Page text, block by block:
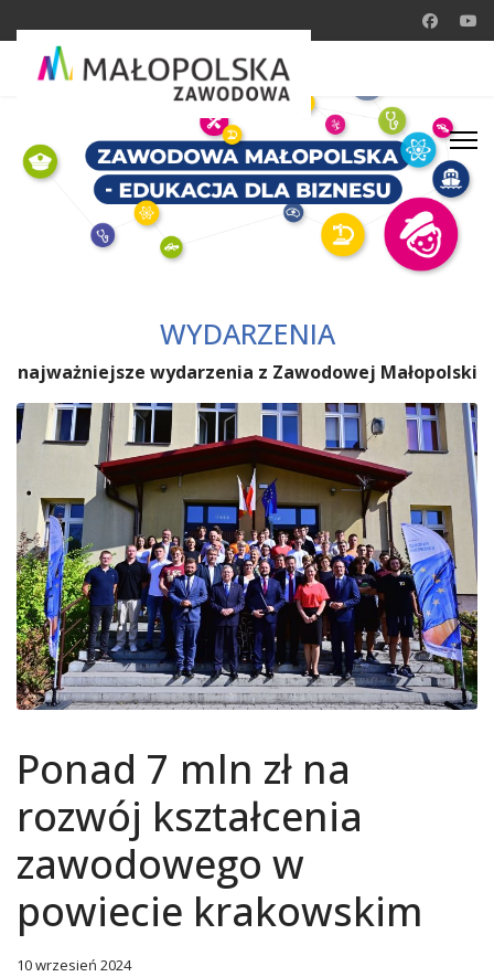
WYDARZENIA
najważniejsze wydarzenia z Zawodowej Małopolski
Ponad 7 mln zł na
rozwój kształcenia
zawodowego w
powiecie krakowskim
10 wrzesień 2024